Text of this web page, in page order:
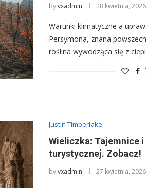
byvxadmin 28 kwietnia, 2026
Warunki klimatyczne a
Persymona, znana
roślina wywodząca się z
Justin Timberlake
Wieliczka: Tajemnice
turystycznej. Zobacz!
byvxadmin 27 kwietnia, 2026